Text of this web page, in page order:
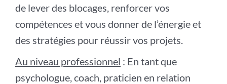
de lever des blocages, renforcer vos
compétences et vous donner de l’énergie et
des stratégies pour réussir vos projets.
Au niveau professionnel : En tant que
psychologue, coach, praticien en relation